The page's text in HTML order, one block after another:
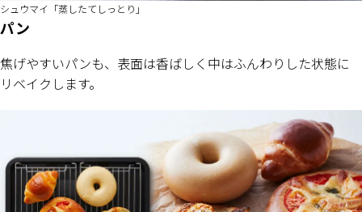
シュウマイ「蒸したてしっとり」
パン
焦げやすいパンも、表面は香ばしく中はふんわりした状態に
リベイクします。